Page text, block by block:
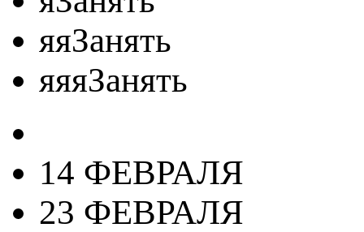
яяЗанять
яяяЗанять
14 ФЕВРАЛЯ
23 ФЕВРАЛЯ